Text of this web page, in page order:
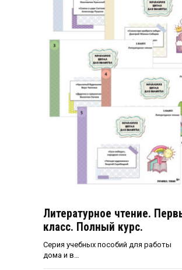
Литературное чтение.
класс. Полный курс.
Серия учебных пособий для работы
дома и в…